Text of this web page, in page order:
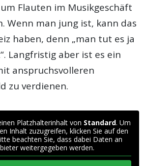
Flauten im Musikgeschäft
Wenn man jung ist, kann das
haben, denn „man tut es ja
Langfristig aber ist es ein
anspruchsvolleren
zu verdienen.
Platzhalterinhalt von Standard. Um
Inhalt zuzugreifen, klicken Sie auf den
beachten Sie, dass dabei Daten an
weitergegeben werden.